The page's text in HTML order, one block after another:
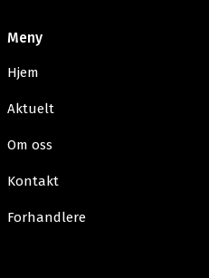
Meny
Hjem
Aktuelt
Om oss
Kontakt
Forhandlere